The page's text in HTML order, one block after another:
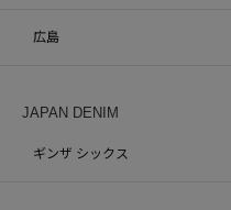
広島
JAPAN DENIM
ギンザ シックス